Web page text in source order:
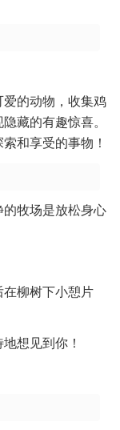
的动物，收集鸡
藏的有趣惊喜。
和享受的事物！
牧场是放松身心
柳树下小憩片
想见到你！